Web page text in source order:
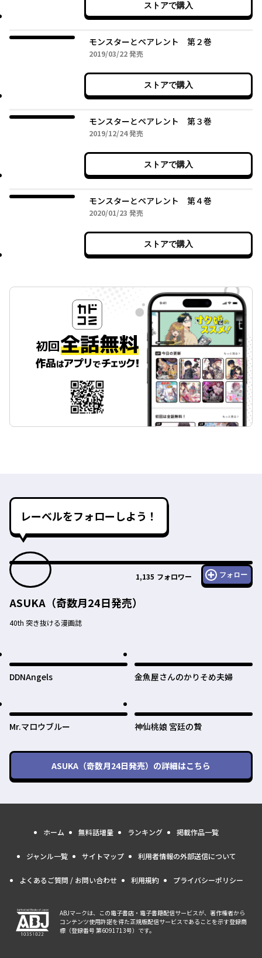
ストアで購入
モンスターとペアレント 第２巻
2019/03/222019年03月22日
発売
ストアで購入
モンスターとペアレント 第３巻
2019/12/242019年12月24日
発売
ストアで購入
モンスターとペアレント 第４巻
2020/01/23 2020年01月23日
発売
ストアで購入
レーベルをフォローしよう！
1,135 フォロワー フォロー
ASUKA（奇数月24日発売）
40th 突き抜ける漫画誌
DDNAngels 金魚屋さんのかりそめ夫婦
Mr.マロウブルー 神仙桃娘 宮廷の贄
ASUKA（奇数月24日発売） の詳細はこちら
ホーム 無料話増量 ランキング 掲載作品一覧
ジャンル一覧 サイトマップ 利用者情報の外部送信について
よくあるご質問 / お問い合わせ 利用規約 プライバシーポリシー
ABJマークは、この電子書店・電子書籍配信サービスが、著作権者から
コンテンツ使用許諾を得た正規版配信サービスであることを示す登録商
標（登録番号 第6091713号）です。